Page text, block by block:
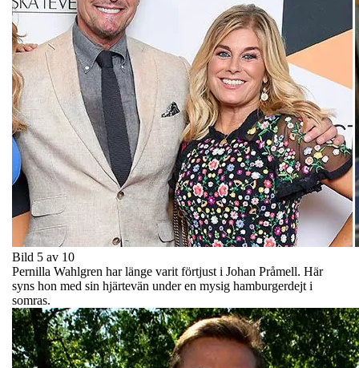
Bild 5 av 10
Pernilla Wahlgren har länge varit förtjust i Johan Pråmell. Här
syns hon med sin hjärtevän under en mysig hamburgerdejt i
somras.